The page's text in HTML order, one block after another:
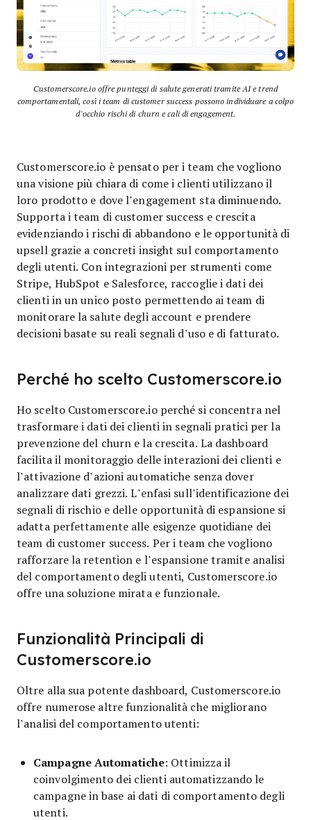
Customerscore.io offre punteggi di salute generati tramite AI e trend
comportamentali, così i team di customer success possono individuare a colpo
d’occhio rischi di churn e cali di engagement.
Customerscore.io è pensato per i team che vogliono
una visione più chiara di come i clienti utilizzano il
loro prodotto e dove l’engagement sta diminuendo.
Supporta i team di customer success e crescita
evidenziando i rischi di abbandono e le opportunità di
upsell grazie a concreti insight sul comportamento
degli utenti. Con integrazioni per strumenti come
Stripe, HubSpot e Salesforce, raccoglie i dati dei
clienti in un unico posto permettendo ai team di
monitorare la salute degli account e prendere
decisioni basate su reali segnali d’uso e di fatturato.
Perché ho scelto Customerscore.io
Ho scelto Customerscore.io perché si concentra nel
trasformare i dati dei clienti in segnali pratici per la
prevenzione del churn e la crescita. La dashboard
facilita il monitoraggio delle interazioni dei clienti e
l’attivazione d’azioni automatiche senza dover
analizzare dati grezzi. L’enfasi sull’identificazione dei
segnali di rischio e delle opportunità di espansione si
adatta perfettamente alle esigenze quotidiane dei
team di customer success. Per i team che vogliono
rafforzare la retention e l’espansione tramite analisi
del comportamento degli utenti, Customerscore.io
offre una soluzione mirata e funzionale.
Funzionalità Principali di
Customerscore.io
Oltre alla sua potente dashboard, Customerscore.io
offre numerose altre funzionalità che migliorano
l’analisi del comportamento utenti:
Campagne Automatiche: Ottimizza il
coinvolgimento dei clienti automatizzando le
campagne in base ai dati di comportamento degli
utenti.